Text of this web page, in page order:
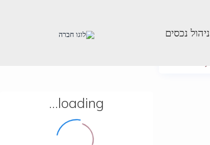
ניהול נכסים
loading...